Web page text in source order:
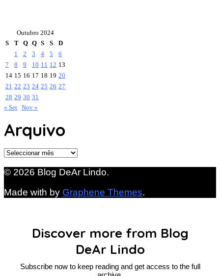
Outubro 2024
S
T Q Q S S
D
1
2 3 4 5
6
7
8 9 10 11 12 13
14 15 16 17 18 19 20
21 22 23 24 25 26 27
28 29 30 31
« Set Nov »
Arquivo
Arquivo
© 2026 Blog DeAr Lindo.
Made with by Graphene Themes.
Discover more from Blog
DeAr Lindo
Subscribe now to keep reading and get access to the full